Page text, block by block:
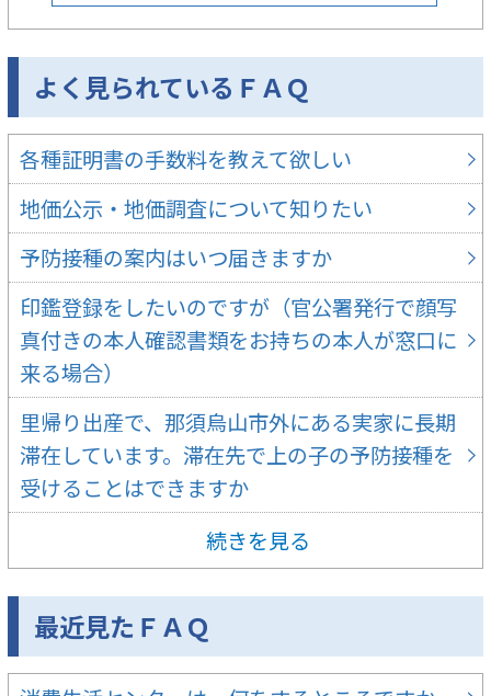
よく見られているＦＡＱ
各種証明書の手数料を教えて欲しい
地価公示・地価調査について知りたい
予防接種の案内はいつ届きますか
印鑑登録をしたいのですが（官公署発行で顔写
真付きの本人確認書類をお持ちの本人が窓口に
来る場合）
里帰り出産で、那須烏山市外にある実家に長期
滞在しています。滞在先で上の子の予防接種を
受けることはできますか
続きを見る
最近見たＦＡＱ